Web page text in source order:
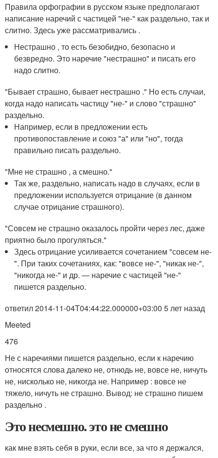
Правила орфографии в русском языке предполагают
написание наречий с частицей "не-" как раздельно, так и
слитно. Здесь уже рассматривались .
Нестрашно , то есть безобидно, безопасно и
безвредно. Это наречие "нестрашно" и писать его
надо слитно.
"Бывает страшно, бывает нестрашно ." Но есть случаи,
когда надо написать частицу "не-" и слово "страшно"
раздельно.
Например, если в предложении есть
противопоставление и союз "а" или "но", тогда
правильно писать раздельно.
"Мне не страшно , а смешно."
Так же, раздельно, написать надо в случаях, если в
предложении используется отрицание (в данном
случае отрицание страшного).
"Совсем не страшно оказалось пройти через лес, даже
приятно было прогуляться."
Здесь отрицание усиливается сочетанием "совсем не-
". При таких сочетаниях, как: "вовсе не-", "никак не-",
"никогда не-" и др. — наречие с частицей "не-"
пишется раздельно.
ответил 2014-11-04T04:44:22.000000+03:00 5 лет назад
Meeted
476
Не с наречиями пишется раздельно, если к наречию
относятся слова далеко не, отнюдь не, вовсе не, ничуть
не, нисколько не, никогда не. Например : вовсе не
тяжело, ничуть не страшно. Вывод: не страшно пишем
раздельно .
Это несмешно. это не смешно
как мне взять себя в руки, если все, за что я держался,